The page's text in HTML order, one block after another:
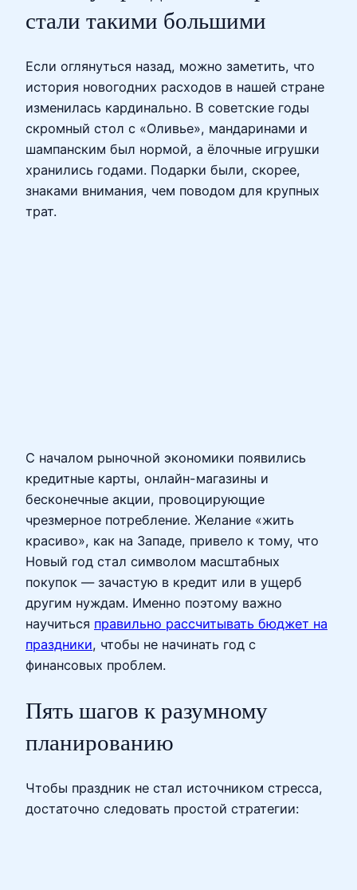
стали такими большими
Если оглянуться назад, можно заметить, что
история новогодних расходов в нашей стране
изменилась кардинально. В советские годы
скромный стол с «Оливье», мандаринами и
шампанским был нормой, а ёлочные игрушки
хранились годами. Подарки были, скорее,
знаками внимания, чем поводом для крупных
трат.
С началом рыночной экономики появились
кредитные карты, онлайн-магазины и
бесконечные акции, провоцирующие
чрезмерное потребление. Желание «жить
красиво», как на Западе, привело к тому, что
Новый год стал символом масштабных
покупок — зачастую в кредит или в ущерб
другим нуждам. Именно поэтому важно
научиться правильно рассчитывать бюджет на
праздники, чтобы не начинать год с
финансовых проблем.
Пять шагов к разумному
планированию
Чтобы праздник не стал источником стресса,
достаточно следовать простой стратегии: